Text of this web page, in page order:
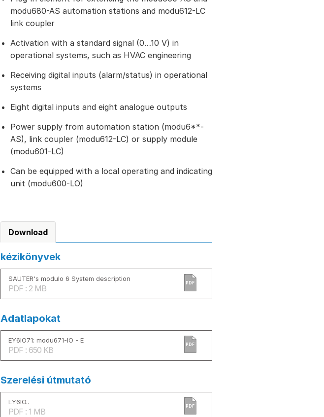
modu680-AS automation stations and modu612-LC
link coupler
Activation with a standard signal (0…10 V) in
operational systems, such as HVAC engineering
Receiving digital inputs (alarm/status) in operational
systems
Eight digital inputs and eight analogue outputs
Power supply from automation station (modu6**-
AS), link coupler (modu612-LC) or supply module
(modu601-LC)
Can be equipped with a local operating and indicating
unit (modu600-LO)
Download
kézikönyvek
SAUTER's modulo 6 System description
PDF : 2 MB
PDF
Adatlapokat
EY6IO71: modu671-IO - E
PDF : 650 KB
PDF
Szerelési útmutató
EY6IO..
PDF : 1 MB
PDF